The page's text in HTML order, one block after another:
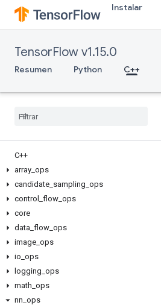
Instalar
TensorFlow v1.15.0
Resumen Python C++
C++
array ops
candidate sampling ops
control
flow ops
core
data flow ops
image ops
io ops
logging ops
math ops
nn ops